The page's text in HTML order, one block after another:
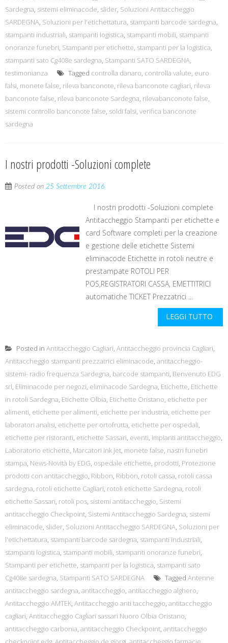
Sardegna, sistemi eliminacode, slider, Soluzioni Antitaccheggio
SARDEGNA, Soluzioni per l'etichettatura, stampanti barcode sardegna,
stampanti industriali, stampanti logistica, stampanti mobili, stampanti
onoranze funebri, Stampanti per etichette, stampanti per la logistica,
stampanti sato Cg408e sardegna, Stampanti SATO SARDEGNA,
testimonianza
Tagged controlla danaro, controlla valute, euro
falsi, monete false, rileva banconote, rileva banconote cagliari, rileva
banconote false, rileva banconote Sardegna, rilevabanconote false,
sistemi controllo banconote false, soldi falsi, verifica banconote
sardegna
I nostri prodotti -Soluzioni complete
Posted on 25 Settembre 2016
I nostri prodotti -Soluzioni complete
Antitaccheggio Stampanti per etichette e
card Software completi per la creazione
e gestione delle etichette Sistemi
eliminacode Etichette in rotoli neutre e
prestampate ROTOLI PER
POS,REGISTRATORI CASSA, EMETTITRICI
automatiche TICKET Prezzatrici ...
LEGGI TUTTO
Posted in Antitaccheggio Cagliari, Antitaccheggio provincia Cagliari,
Antitaccheggio stampanti prezzatrici eliminacode, antitaccheggio-
sistemi- radio frequenza Sardegna, barcode stampanti, Benvenuto EDG
srl, Eliminacode per negozi, eliminacode Sardegna, Etichette, Etichette
in rotoli Sardegna, Etichette Olbia, Etichette Oristano, etichette per
alimenti, etichette per alimenti, etichette per industria, etichette per
laboratori analisi, etichette per ortofrutta, etichette per ospedali,
etichette per ristoranti, etichette Sassari, eventi, impianti antitaccheggio,
Laboratorio etichette, Marcatori Ink Jet, monete false, nastri funebri
stampa, News-Novità by EDG, ospedale etichette, prodotti, Protezione
prodotti con antitaccheggio, Ribbon, Ribbon, rotoli cassa, rotoli cassa
sardegna, rotoli etichette Cagliari, rotoli etichette Sardegna, rotoli
etichette Sassari, rotoli pos, sistemi antitaccheggio, Sistemi
antitaccheggio Checkpoint, Sistemi Antitaccheggio Sardegna, sistemi
eliminacode, slider, Soluzioni Antitaccheggio SARDEGNA, Soluzioni per
l'etichettatura, stampanti barcode sardegna, stampanti industriali,
stampanti logistica, stampanti mobili, stampanti onoranze funebri,
Stampanti per etichette, stampanti per la logistica, stampanti sato
Cg408e sardegna, Stampanti SATO SARDEGNA Tagged Antenne
antitaccheggio sardegna, antitaccheggio, antitaccheggio alghero,
Antitaccheggio AMTEK, Antitaccheggio anti taccheggio, antitaccheggio
cagliari, Antitaccheggio Cagliari sassari Nuoro Olbia Oristano,
antitaccheggio carbonia, antitaccheggio Checkpoint, antitaccheggio